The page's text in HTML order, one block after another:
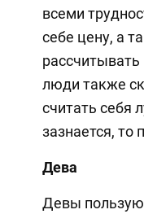
всеми
себе цену, а
люди также
считать себя
зазнается, то
Дева
Девы